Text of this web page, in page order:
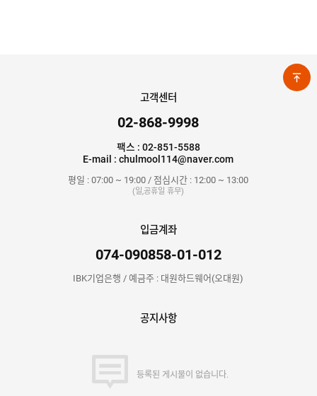
고객센터
02-868-9998
팩스 : 02-851-5588
E-mail : chulmool114@naver.com
평일 : 07:00 ~ 19:00 / 점심시간 : 12:00 ~ 13:00
(일,공휴일 휴무)
입금계좌
074-090858-01-012
IBK기업은행 / 예금주 : 대원하드웨어(오대원)
공지사항
등록된 게시물이 없습니다.